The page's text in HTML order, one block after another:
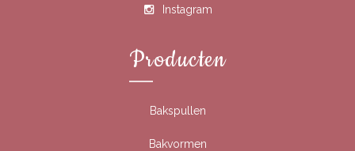
Instagram
Producten
Bakspullen
Bakvormen